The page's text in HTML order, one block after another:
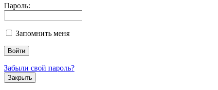
Пароль:
Запомнить меня
Забыли свой пароль?
Закрыть